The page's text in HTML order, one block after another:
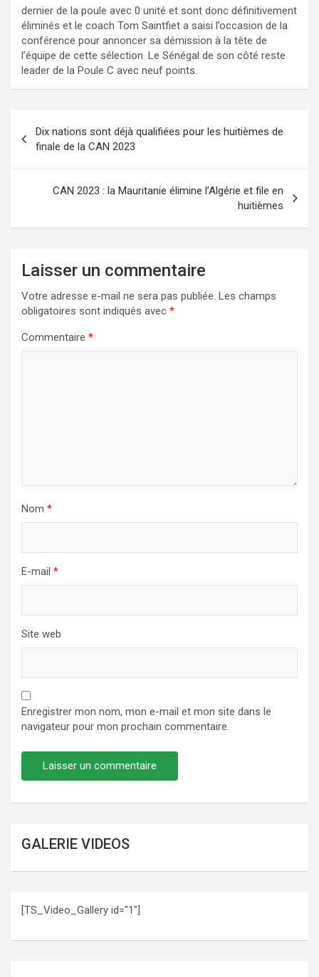
dernier de la poule avec 0 unité et sont donc définitivement
éliminés et le coach Tom Saintfiet a saisi l’occasion de la
conférence pour annoncer sa démission à la tête de
l’équipe de cette sélection. Le Sénégal de son côté reste
leader de la Poule C avec neuf points.
de
l’article
Dix nations sont déjà qualifiées pour les huitièmes de
finale de la CAN 2023
CAN 2023 : la Mauritanie élimine l’Algérie et file en
huitièmes
Laisser un commentaire
Votre adresse e-mail ne sera pas publiée. Les champs
obligatoires sont indiqués avec *
Commentaire *
Nom *
E-mail *
Site web
Enregistrer mon nom, mon e-mail et mon site dans le
navigateur pour mon prochain commentaire.
GALERIE VIDEOS
[TS_Video_Gallery id="1"]